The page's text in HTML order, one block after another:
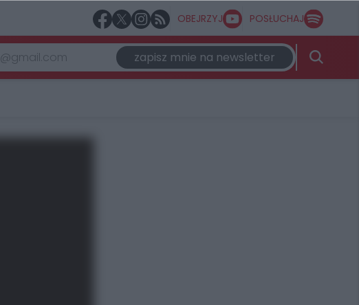
OBEJRZYJ POSŁUCHAJ
zapisz mnie na newsletter